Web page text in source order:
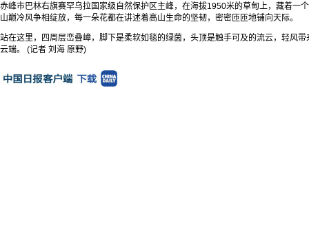
赤峰市巴林右旗赛罕乌拉国家级自然保护区主峰，在海拔1950米的草甸上，藏着一
山巅冷风争相绽放，每一朵花都在讲述着高山生命的坚韧，密密匝匝地铺向天际。
站在这里，四周层峦叠嶂，脚下是柔软如毯的绿茵，头顶是触手可及的流云，轻风
云端。 (记者 刘海 原野)